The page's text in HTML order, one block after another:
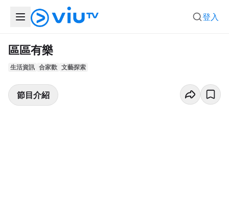
登入
區區有樂
生活資訊 合家歡 文藝探索
節目介紹